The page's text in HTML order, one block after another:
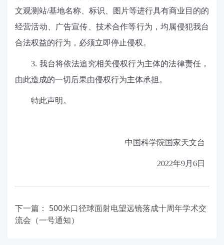
文观测站/基地名称、标识、图片等进行具有商业目的的
经营活动、广告宣传、技术合作等行为 ，均属侵犯我台
合法权益的行为 ，必须立即停止侵权。
3. 我台将依法追究相关侵权行为主体的法律责任 ，
由此造成的一切后果由侵权行为主体承担。
特此声明。
中国科学院国家天文台
2022年9月6日
下一篇： 500米口径球面射电望远镜落成十周年学术交
流会（一号通知）